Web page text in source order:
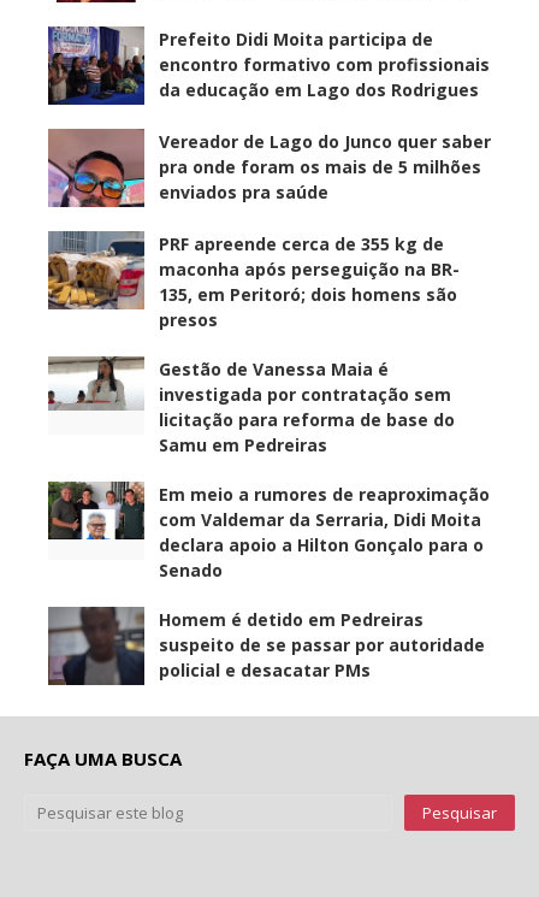
Prefeito Didi Moita participa de
encontro formativo com profissionais
da educação em Lago dos Rodrigues
Vereador de Lago do Junco quer saber
pra onde foram os mais de 5 milhões
enviados pra saúde
PRF apreende cerca de 355 kg de
maconha após perseguição na BR-
135, em Peritoró; dois homens são
presos
Gestão de Vanessa Maia é
investigada por contratação sem
licitação para reforma de base do
Samu em Pedreiras
Em meio a rumores de reaproximação
com Valdemar da Serraria, Didi Moita
declara apoio a Hilton Gonçalo para o
Senado
Homem é detido em Pedreiras
suspeito de se passar por autoridade
policial e desacatar PMs
FAÇA UMA BUSCA